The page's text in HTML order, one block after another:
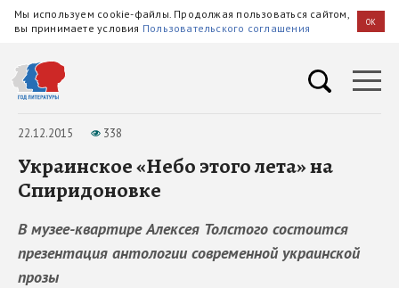
Мы используем cookie-файлы. Продолжая пользоваться сайтом,
вы принимаете условия Пользовательского соглашения OK
22.12.2015 338
Украинское «Небо этого лета» на
Спиридоновке
В музее-квартире Алексея Толстого состоится
презентация антологии современной украинской
прозы